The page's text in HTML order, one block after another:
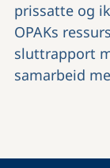
prissatte og
OPAKs
sluttrapport
samarbeid